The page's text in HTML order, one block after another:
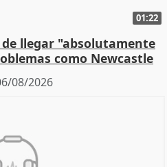
01:22
de llegar "absolutamente
como Newcastle
08/2026